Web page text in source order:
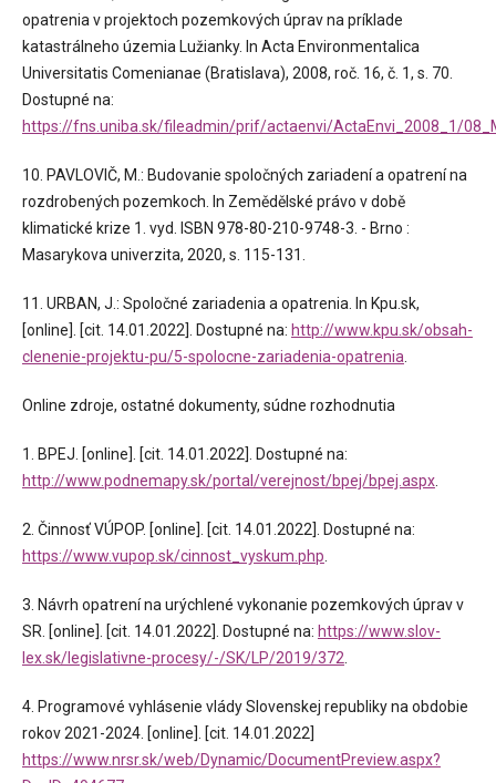
opatrenia v projektoch pozemkových úprav na príklade
katastrálneho územia Lužianky. In Acta Environmentalica
Universitatis Comenianae (Bratislava), 2008, roč. 16, č. 1, s. 70.
Dostupné na:
https://fns.uniba.sk/fileadmin/prif/actaenvi/ActaEnvi_2008_1/
10. PAVLOVIČ, M.: Budovanie spoločných zariadení a opatrení na
rozdrobených pozemkoch. In Zemědělské právo v době
klimatické krize 1. vyd. ISBN 978-80-210-9748-3. - Brno :
Masarykova univerzita, 2020, s. 115-131.
11. URBAN, J.: Spoločné zariadenia a opatrenia. In Kpu.sk,
[online]. [cit. 14.01.2022]. Dostupné na: http://www.kpu.sk/obsah-
clenenie-projektu-pu/5-spolocne-zariadenia-opatrenia.
Online zdroje, ostatné dokumenty, súdne rozhodnutia
1. BPEJ. [online]. [cit. 14.01.2022]. Dostupné na:
http://www.podnemapy.sk/portal/verejnost/bpej/bpej.aspx.
2. Činnosť VÚPOP. [online]. [cit. 14.01.2022]. Dostupné na:
https://www.vupop.sk/cinnost_vyskum.php.
3. Návrh opatrení na urýchlené vykonanie pozemkových úprav v
SR. [online]. [cit. 14.01.2022]. Dostupné na: https://www.slov-
lex.sk/legislativne-procesy/-/SK/LP/2019/372.
4. Programové vyhlásenie vlády Slovenskej republiky na obdobie
rokov 2021-2024. [online]. [cit. 14.01.2022]
https://www.nrsr.sk/web/Dynamic/DocumentPreview.aspx?